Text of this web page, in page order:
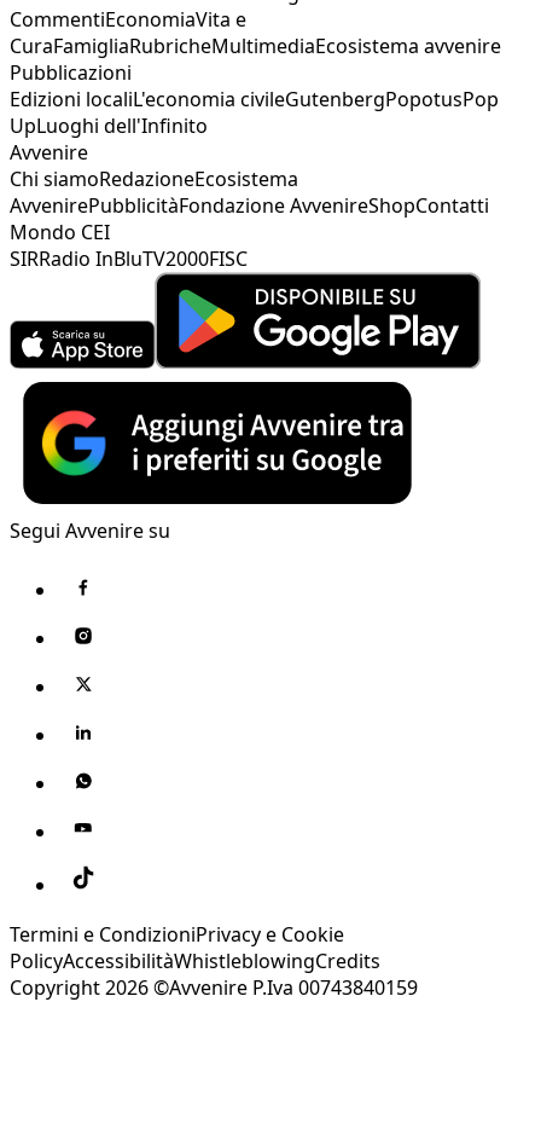
CommentiEconomiaVita e
CuraFamigliaRubricheMultimediaEcosistema avvenire
Pubblicazioni
Edizioni localiL'economia civileGutenbergPopotusPop
UpLuoghi dell'Infinito
Avvenire
Chi siamoRedazioneEcosistema
AvvenirePubblicitàFondazione AvvenireShopContatti
Mondo CEI
SIRRadio InBluTV2000FISC
Segui Avvenire su
Termini e CondizioniPrivacy e Cookie
PolicyAccessibilitàWhistleblowingCredits
Copyright 2026 ©Avvenire P.Iva 00743840159